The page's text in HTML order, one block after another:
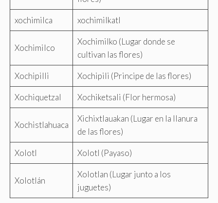
xochimilca xochimilkatl
Xochimilco
Xochimilko (Lugar donde se
cultivan las flores)
Xochipilli Xochipili (Principe de las flores)
Xochiquetzal Xochiketsali (Flor hermosa)
Xochistlahuaca
Xichixtlauakan (Lugar en la llanura
de las flores)
Xolotl Xolotl (Payaso)
Xolotlán
Xolotlan (Lugar junto a los
juguetes)